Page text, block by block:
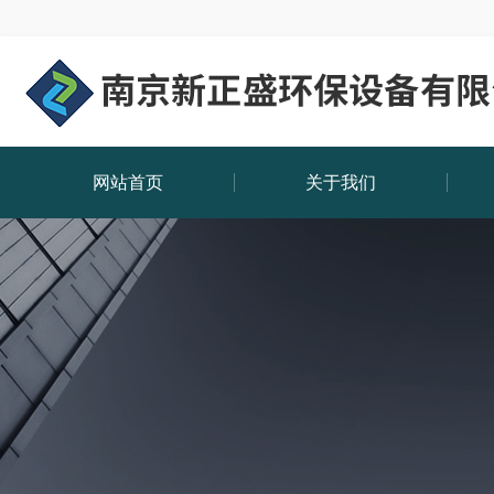
网站首页 关于我们